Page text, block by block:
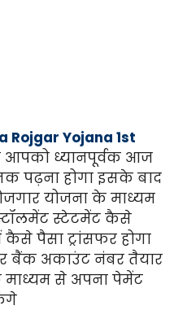
Yojana 1st
ध्यानपूर्वक आज
पढ़ना होगा इसके बाद
योजना के माध्यम
स्टेटमेंट कैसे
पैसा ट्रांसफर होगा
बैंक अकाउंट नंबर तैयार
माध्यम से अपना पेमेंट